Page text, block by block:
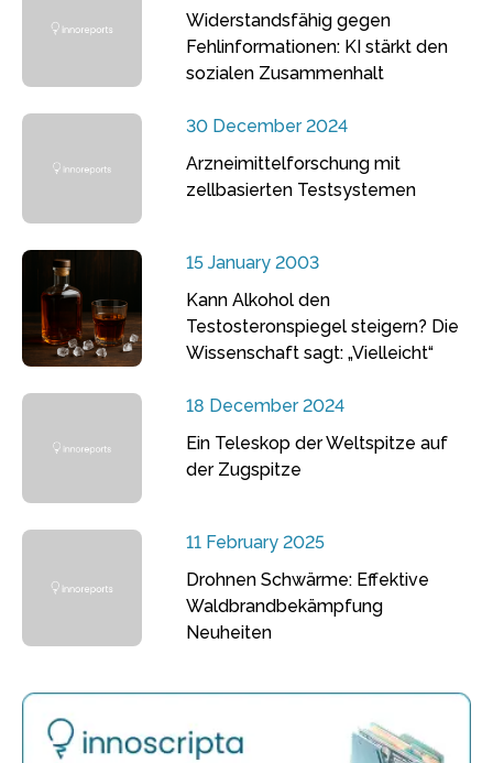
Widerstandsfähig gegen
Fehlinformationen: KI stärkt den
sozialen Zusammenhalt
30 December 2024
Arzneimittelforschung mit
zellbasierten Testsystemen
15 January 2003
Kann Alkohol den
Testosteronspiegel steigern? Die
Wissenschaft sagt: „Vielleicht“
18 December 2024
Ein Teleskop der Weltspitze auf
der Zugspitze
11 February 2025
Drohnen Schwärme: Effektive
Waldbrandbekämpfung
Neuheiten